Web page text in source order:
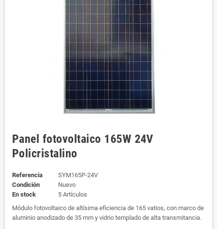
Panel fotovoltaico 165W 24V
Policristalino
Referencia
SYM165P-24V
Condición
Nuevo
En stock
5 Artículos
Módulo fotovoltaico de altísima eficiencia de 165 vatios, con marco de
aluminio anodizado de 35 mm y vidrio templado de alta transmitancia.